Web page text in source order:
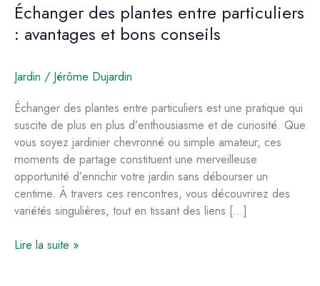
Échanger des plantes entre particuliers
: avantages et bons conseils
Jardin / Jérôme Dujardin
Échanger des plantes entre particuliers est une pratique qui
suscite de plus en plus d’enthousiasme et de curiosité. Que
vous soyez jardinier chevronné ou simple amateur, ces
moments de partage constituent une merveilleuse
opportunité d’enrichir votre jardin sans débourser un
centime. À travers ces rencontres, vous découvrirez des
variétés singulières, tout en tissant des liens […]
Échanger
Lire la suite »